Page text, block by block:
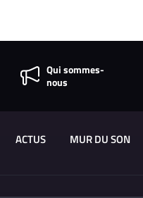
Qui sommes-
nous
ACTUS MUR DU SON